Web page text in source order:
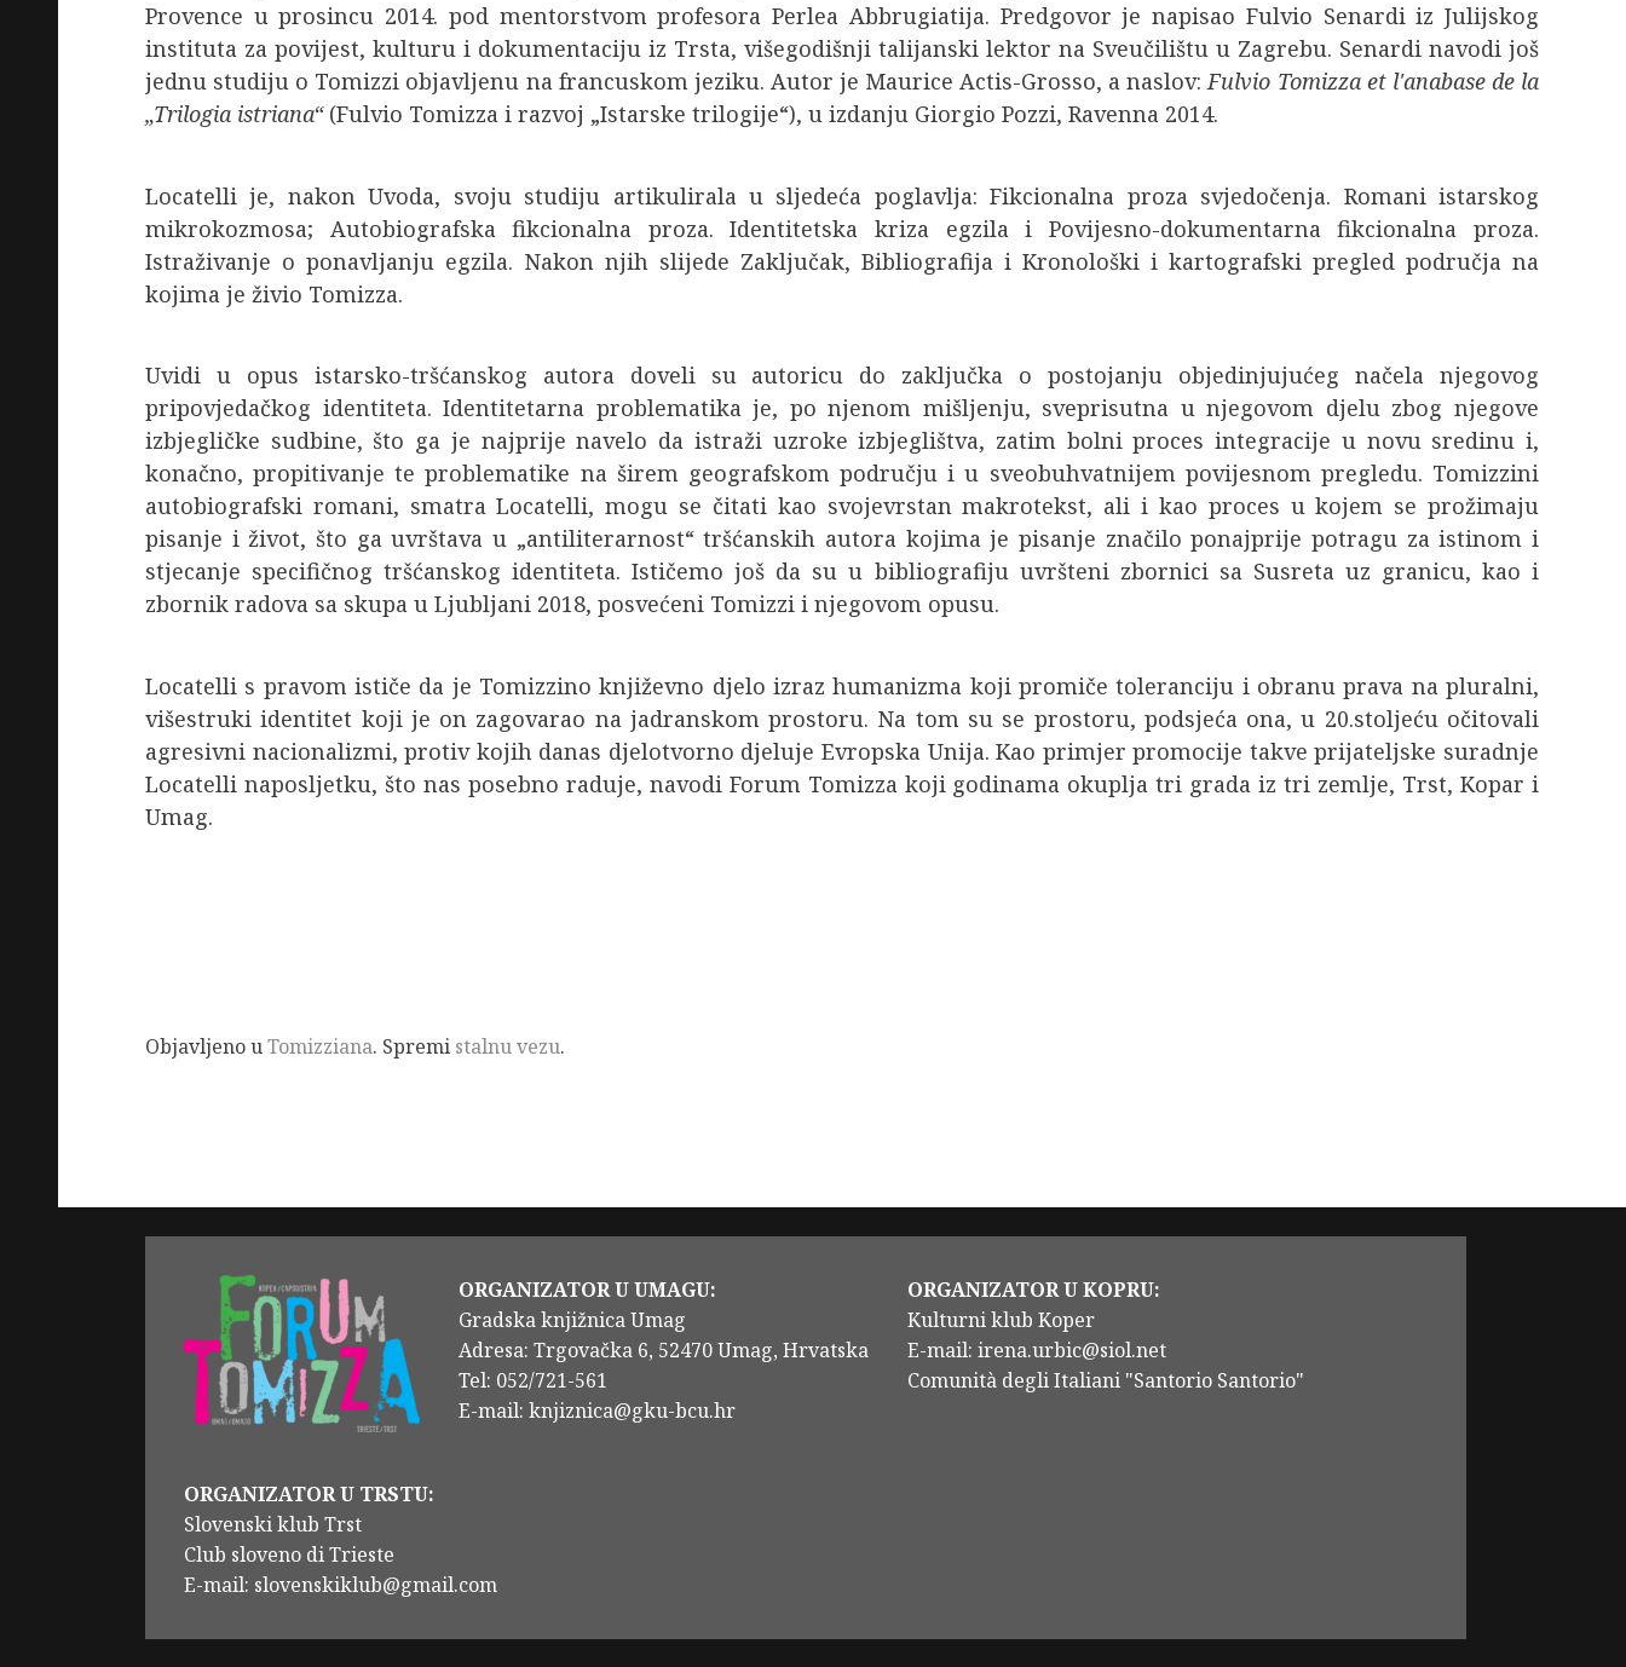
Provence u prosincu 2014. pod mentorstvom profesora Perlea Abbrugiatija. Predgovor je napisao Fulvio Senardi iz Julijskog
instituta za povijest, kulturu i dokumentaciju iz Trsta, višegodišnji talijanski lektor na Sveučilištu u Zagrebu. Senardi navodi još
jednu studiju o Tomizzi objavljenu na francuskom jeziku. Autor je Maurice Actis-Grosso, a naslov:Fulvio Tomizza et l'anabase de la
„Trilogia istriana“(Fulvio Tomizza i razvoj „Istarske trilogije“), u izdanju Giorgio Pozzi, Ravenna 2014.
Locatelli je, nakon Uvoda, svoju studiju artikulirala u sljedeća poglavlja: Fikcionalna proza svjedočenja. Romani istarskog
mikrokozmosa; Autobiografska fikcionalna proza. Identitetska kriza egzila i Povijesno-dokumentarna fikcionalna proza.
Istraživanje o ponavljanju egzila. Nakon njih slijede Zaključak, Bibliografija i Kronološki i kartografski pregled područja na
kojima je živio Tomizza.
Uvidi u opus istarsko-tršćanskog autora doveli su autoricu do zaključka o postojanju objedinjujućeg načela njegovog
pripovjedačkog identiteta. Identitetarna problematika je, po njenom mišljenju, sveprisutna u njegovom djelu zbog njegove
izbjegličke sudbine, što ga je najprije navelo da istraži uzroke izbjeglištva, zatim bolni proces integracije u novu sredinu i,
konačno, propitivanje te problematike na širem geografskom području i u sveobuhvatnijem povijesnom pregledu. Tomizzini
autobiografski romani, smatra Locatelli, mogu se čitati kao svojevrstan makrotekst, ali i kao proces u kojem se prožimaju
pisanje i život, što ga uvrštava u „antiliterarnost“ tršćanskih autora kojima je pisanje značilo ponajprije potragu za istinom i
stjecanje specifičnog tršćanskog identiteta. Ističemo još da su u bibliografiju uvršteni zbornici sa Susreta uz granicu, kao i
zbornik radova sa skupa u Ljubljani 2018, posvećeni Tomizzi i njegovom opusu.
Locatelli s pravom ističe da je Tomizzino književno djelo izraz humanizma koji promiče toleranciju i obranu prava na pluralni,
višestruki identitet koji je on zagovarao na jadranskom prostoru. Na tom su se prostoru, podsjeća ona, u 20.stoljeću očitovali
agresivni nacionalizmi, protiv kojih danas djelotvorno djeluje Evropska Unija. Kao primjer promocije takve prijateljske suradnje
Locatelli naposljetku, što nas posebno raduje, navodi Forum Tomizza koji godinama okuplja tri grada iz tri zemlje, Trst, Kopar i
Umag.
Objavljeno uTomizziana. Spremi stalnu vezu.
ORGANIZATOR U UMAGU:
Gradska knjižnica Umag
Adresa: Trgovačka 6, 52470 Umag, Hrvatska
Tel: 052/721-561
E-mail: knjiznica@gku-bcu.hr
ORGANIZATOR U KOPRU:
Kulturni klub Koper
E-mail: irena.urbic@siol.net
Comunità degli Italiani "Santorio Santorio"
ORGANIZATOR U TRSTU:
Slovenski klub Trst
Club sloveno di Trieste
E-mail: slovenskiklub@gmail.com